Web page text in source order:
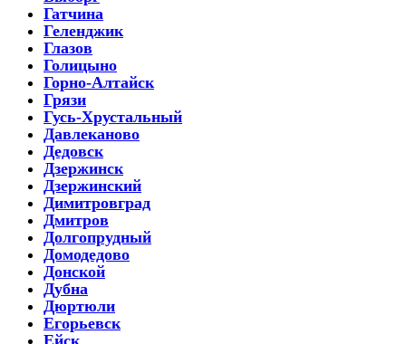
Гатчина
Геленджик
Глазов
Голицыно
Горно-Алтайск
Грязи
Гусь-Хрустальный
Давлеканово
Дедовск
Дзержинск
Дзержинский
Димитровград
Дмитров
Долгопрудный
Домодедово
Донской
Дубна
Дюртюли
Егорьевск
Ейск